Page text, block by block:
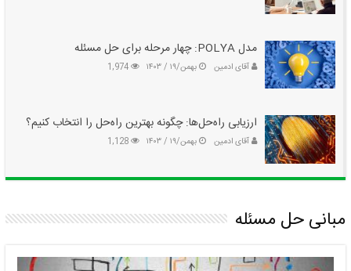
مدل POLYA: چهار مرحله برای حل مسئله
آقای ادمین بهمن/۱۹ / ۱۴۰۳ 1,974
ارزیابی راه‌حل‌ها: چگونه بهترین راه‌حل را انتخاب کنیم؟
آقای ادمین بهمن/۱۹ / ۱۴۰۳ 1,128
مبانی حل مسئله